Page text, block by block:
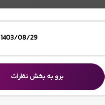
1403/08/29 - ۱۲:۰۳
برو به بخش نظرات